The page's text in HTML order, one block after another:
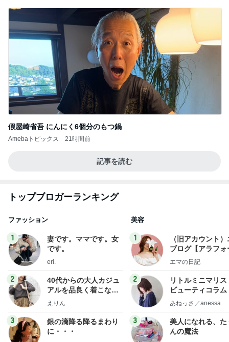
假屋崎省吾 にんにく6個分のもつ鍋
Amebaトピックス 21時間前
記事を読む
トップブロガーランキング
ファッション
1
妻です。ママです。女
です。
eri.
2
40代からの大人カジュ
アルを品良く着こなす
ファッションブログ
えりん
3
銀の滴降る降るまわり
に・・・
美容
1
（旧アカウント
ブログ【アラフォ
社売却セカンドラ
エマの日記
2
リトルミニマリス
ビューティコラ
little
あねっさ／anessa
3
美人になれる、た
んの魔法